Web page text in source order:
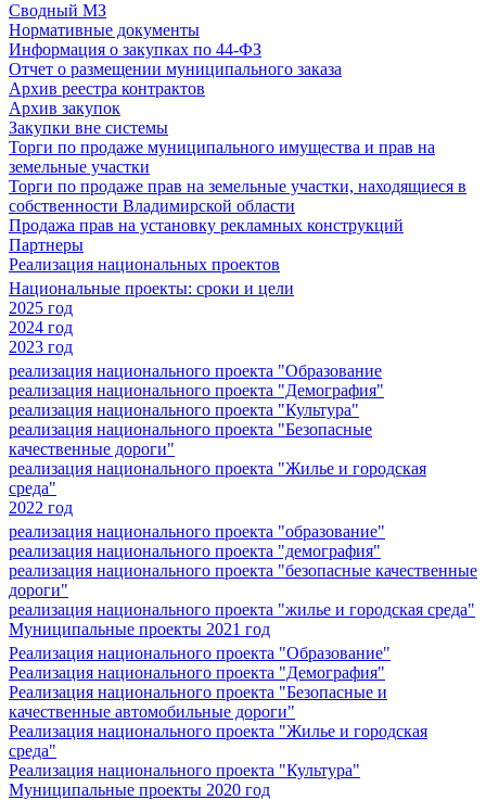
Сводный МЗ
Нормативные документы
Информация о закупках по 44-ФЗ
Отчет о размещении муниципального заказа
Архив реестра контрактов
Архив закупок
Закупки вне системы
Торги по продаже муниципального имущества и прав на
земельные участки
Торги по продаже прав на земельные участки, находящиеся в
собственности Владимирской области
Продажа прав на установку рекламных конструкций
Партнеры
Реализация национальных проектов
Национальные проекты: сроки и цели
2025 год
2024 год
2023 год
реализация национального проекта "Образование
реализация национального проекта "Демография"
реализация национального проекта "Культура"
реализация национального проекта "Безопасные
качественные дороги"
реализация национального проекта "Жилье и городская
среда"
2022 год
реализация национального проекта "образование"
реализация национального проекта "демография"
реализация национального проекта "безопасные качественные
дороги"
реализация национального проекта "жилье и городская среда"
Муниципальные проекты 2021 год
Реализация национального проекта "Образование"
Реализация национального проекта "Демография"
Реализация национального проекта "Безопасные и
качественные автомобильные дороги"
Реализация национального проекта "Жилье и городская
среда"
Реализация национального проекта "Культура"
Муниципальные проекты 2020 год